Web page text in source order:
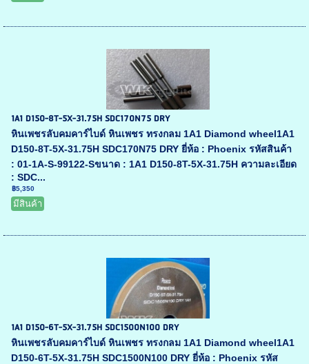
1A1 D150-8T-5X-31.75H SDC170N75 DRY
หินเพชรลับคมคาร์ไบด์ หินเพชร ทรงกลม 1A1 Diamond wheel1A1
D150-8T-5X-31.75H SDC170N75 DRY ยี่ห้อ : Phoenix รหัสสินค้า
: 01-1A-S-99122-Sขนาด : 1A1 D150-8T-5X-31.75H ความละเอียด
: SDC...
฿5,350
มีสินค้า
1A1 D150-6T-5X-31.75H SDC1500N100 DRY
หินเพชรลับคมคาร์ไบด์ หินเพชร ทรงกลม 1A1 Diamond wheel1A1
D150-6T-5X-31.75H SDC1500N100 DRY ยี่ห้อ : Phoenix รหัส